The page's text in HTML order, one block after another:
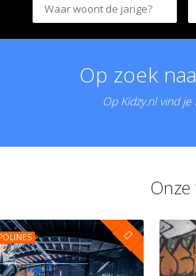
Op zoek
Op Kidzy.nl vind